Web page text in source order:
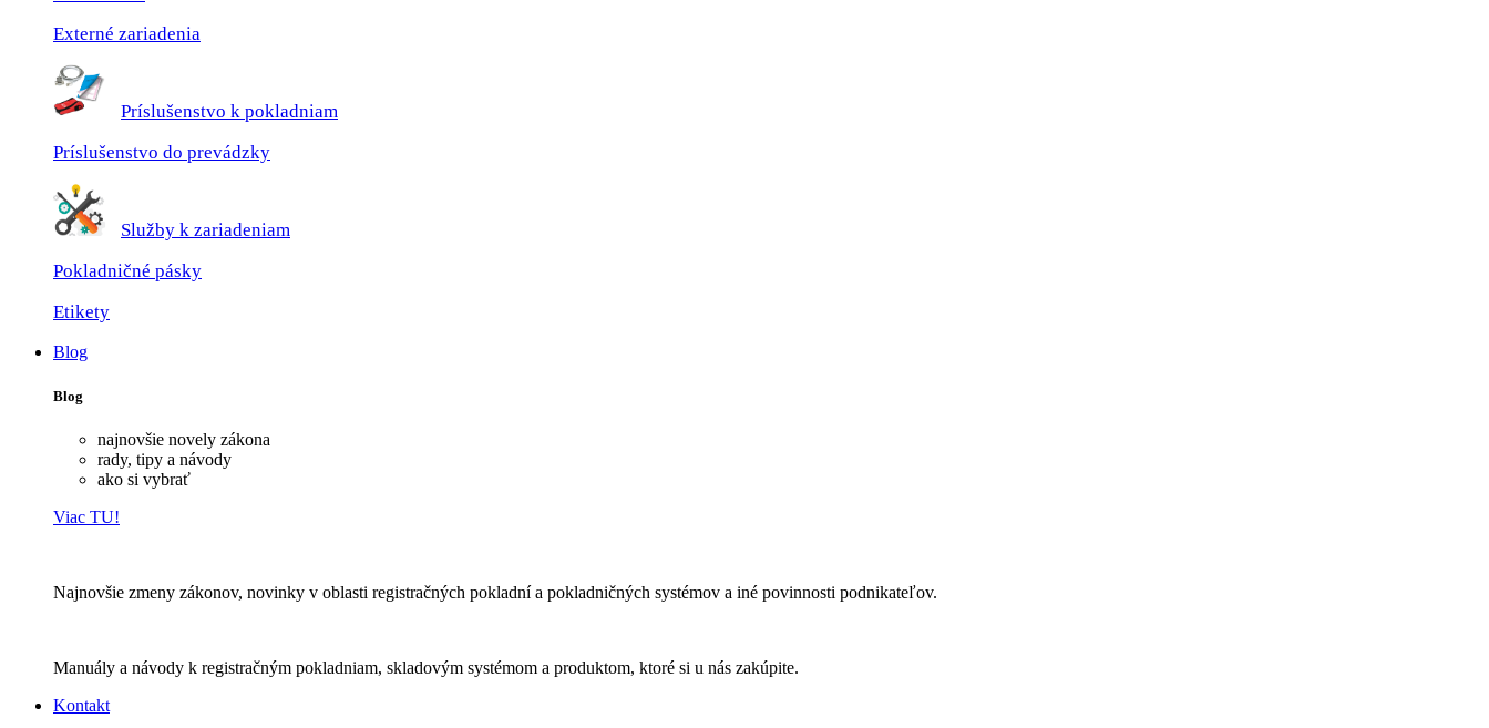
Externé zariadenia
Príslušenstvo k pokladniam
Príslušenstvo do prevádzky
Služby k zariadeniam
Pokladničné pásky
Etikety
Blog
Blog
najnovšie novely zákona
rady, tipy a návody
ako si vybrať
Viac TU!
Najnovšie zmeny zákonov, novinky v oblasti registračných pokladní a pokladničných systémov a iné povinnosti podnikateľov.
Manuály a návody k registračným pokladniam, skladovým systémom a produktom, ktoré si u nás zakúpite.
Kontakt